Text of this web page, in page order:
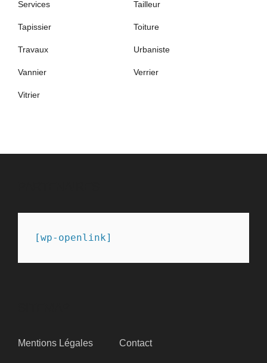
Services Tailleur
Tapissier Toiture
Travaux Urbaniste
Vannier Verrier
Vitrier
[wp-openlink]
Mentions Légales Contact